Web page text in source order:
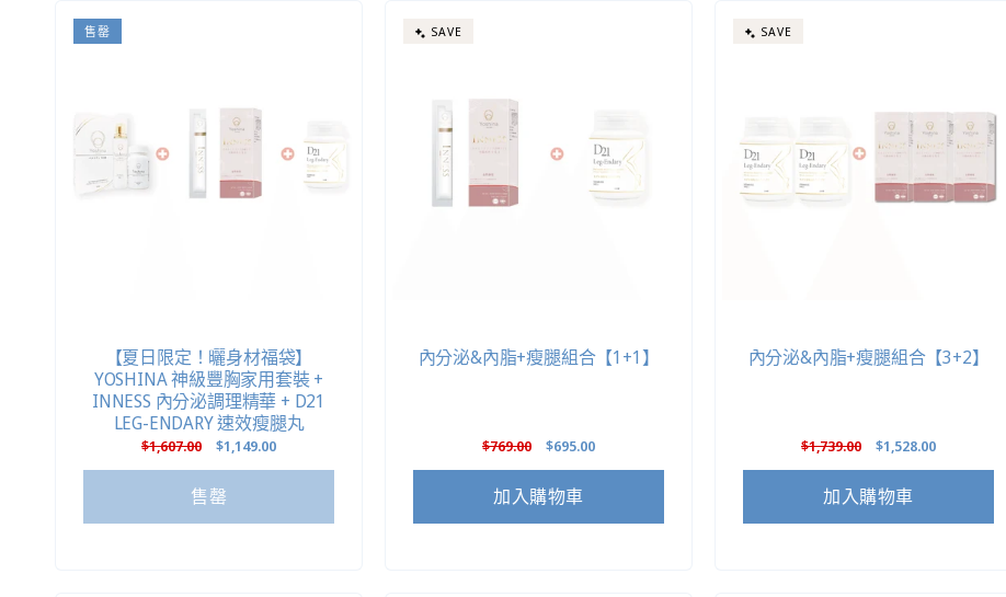
列售罄
【夏日限定！曬身材福袋】
YOSHINA 神級豐胸家用套裝 +
INNESS 內分泌調理精華 + D21
LEG-ENDARY 速效瘦腿丸
定
$1,607.00 售
$1,149.00
售罄
SAVE
內分泌&內脂+瘦腿組合【1+1】
定
$769.00 售
$695.00
加入購物車
SAVE
內分泌&內脂+瘦腿組合【3+2】
定
$1,739.00 售
$1,528.00
加入購物車